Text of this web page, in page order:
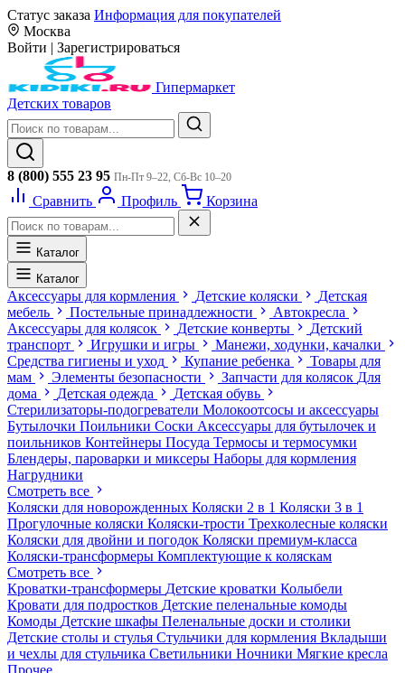
Статус заказа Информация для покупателей
Москва
Войти | Зарегистрироваться
Гипермаркет
Детских товаров
8 (800) 555 23 95 Пн-Пт 9–22, Сб-Вс 10–20
Сравнить Профиль Корзина
Каталог
Каталог
Аксессуары для кормления Детские коляски
Детская
мебель
Постельные принадлежности
Автокресла
Аксессуары для колясок
Детские конверты
Детский
транспорт
Игрушки и игры
Манежи, ходунки, качалки
Средства гигиены и уход
Купание ребенка
Товары для
мам
Элементы безопасности Запчасти для колясок Для
дома
Детская одежда
Детская обувь
Стерилизаторы-подогреватели Молокоотсосы и аксессуары
Бутылочки Поильники Соски Аксессуары для бутылочек и
поильников Контейнеры Посуда Термосы и термосумки
Блендеры, пароварки и миксеры Наборы для кормления
Нагрудники
Смотреть все
Коляски для новорожденных Коляски 2 в 1 Коляски 3 в 1
Прогулочные коляски Коляски-трости Трехколесные коляски
Коляски для двойни и погодок Коляски премиум-класса
Коляски-трансформеры Комплектующие к коляскам
Смотреть все
Кроватки-трансформеры Детские кроватки Колыбели
Кровати для подростков Детские пеленальные комоды
Комоды Детские шкафы Пеленальные доски и столики
Детские столы и стулья Стульчики для кормления Вкладыши
и чехлы для стульчика Светильники Ночники Мягкие кресла
Прочее